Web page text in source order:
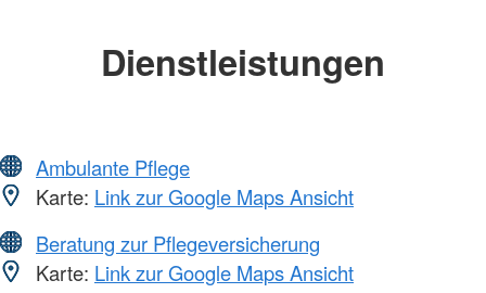
Dienstleistungen
Ambulante Pflege
Karte: Link zur Google Maps Ansicht
Beratung zur Pflegeversicherung
Karte: Link zur Google Maps Ansicht